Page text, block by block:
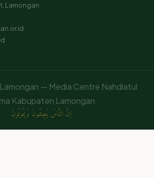
Lamongan
— Media Centre Nahdlatul
Kabupaten Lamongan
اِنَّ النَّاسَ يَعِيشُونَ وَيَمُوتُونَ